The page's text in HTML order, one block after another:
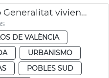
Acuerdo urbanístico Generalitat viviendas la Torre València
DE VALÈNCIA
URBANISMO
POBLES SUD